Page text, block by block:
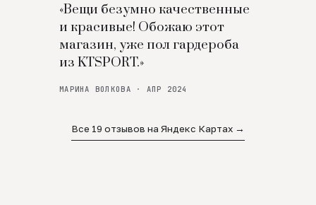
«Вещи безумно качественные
и красивые! Обожаю этот
магазин, уже пол гардероба
из KTSPORT.»
МАРИНА ВОЛКОВА · АПР 2024
Все 19 отзывов на Яндекс Картах →